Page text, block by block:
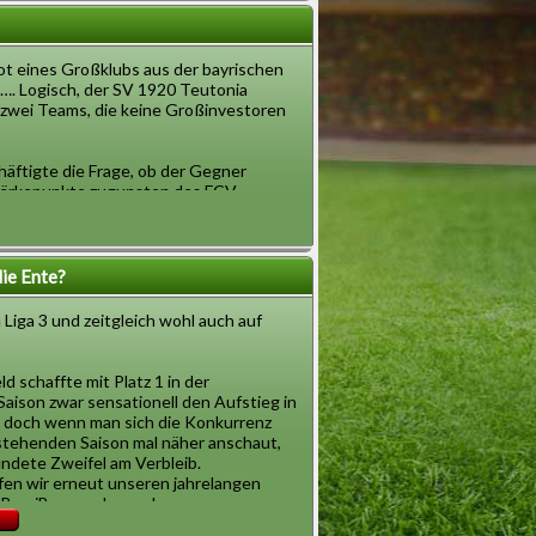
eines Großklubs aus der bayrischen
Logisch, der SV 1920 Teutonia
Teams, die keine Großinvestoren
die Frage, ob der Gegner
zugunsten des FCV
Beide Teams spielen fair. Vom FCV
FCV führt wie aus dem nichts.
brauchte. Natürlich nicht, bei
zum Favoriten deklariert. Das Spiel
FCV. Der Manager atmet hörbar auf.
schaffen es die Vogtsburger
Thalhammer gelb, auch der
Der Trainer nimmt Thalhammer
geht nicht mehr viel und der FCV rettet
stürzen, um die Spieler zu
Mit Geduld und einem Team, das
nach oben erweitern zu müssen.
Ente?
3 und zeitgleich wohl auch auf
schaffte mit Platz 1 in der
zwar sensationell den Aufstieg in
wenn man sich die Konkurrenz
Saison mal näher anschaut,
Zweifel am Verbleib.
wir erneut unseren jahrelangen
der nach unseren
intensiven Stalkertätigkeiten